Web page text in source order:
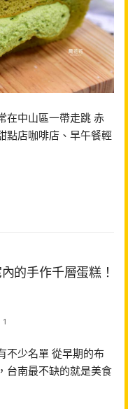
在中山區一帶走跳 赤
點店咖啡店、早午餐輕
的手作千層蛋糕！
1
不少名單 從早期的布
台南最不缺的就是美食